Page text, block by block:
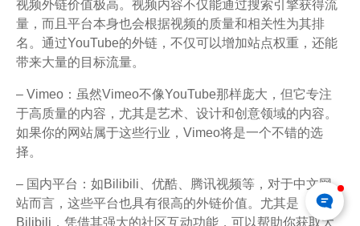
视频外链价值极高。视频内容不仅能通过搜索引擎获得流
量，而且平台本身也会根据视频的质量和相关性为其排
名。通过YouTube的外链，不仅可以增加站点权重，还能
带来大量的目标流量。
– Vimeo：虽然Vimeo不像YouTube那样庞大，但它专注
于高质量的内容，尤其是艺术、设计和创意领域的内容。
如果你的网站属于这些行业，Vimeo将是一个不错的选
择。
– 国内平台：如Bilibili、优酷、腾讯视频等，对于中文网
站而言，这些平台也具有很高的外链价值。尤其是
Bilibili，凭借其强大的社区互动功能，可以帮助你获取大